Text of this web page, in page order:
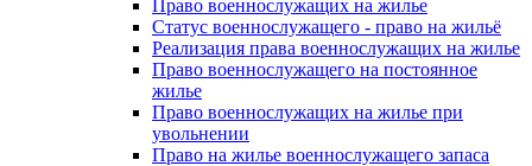
Право военнослужащих на жилье
Статус военнослужащего - право на жильё
Реализация права военнослужащих на жилье
Право военнослужащего на постоянное
жилье
Право военнослужащих на жилье при
увольнении
Право на жилье военнослужащего запаса